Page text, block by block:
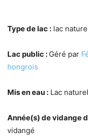
Type de lac : lac
Lac public : Géré par
hongrois
Mis en eau : Lac
Année(s) de vidange
vidangé